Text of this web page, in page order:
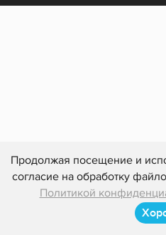
Продолжая посещение и
согласие на обработку
Политикой